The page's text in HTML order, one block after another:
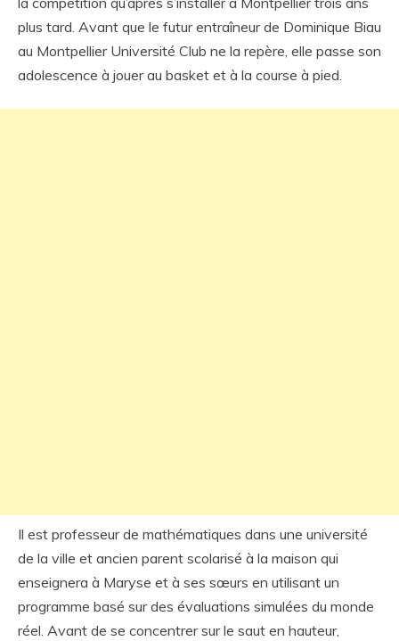
plus tard. Avant que le futur entraîneur de Dominique Biau
au Montpellier Université Club ne la repère, elle passe son
adolescence à jouer au basket et à la course à pied.
Il est professeur de mathématiques dans une université
de la ville et ancien parent scolarisé à la maison qui
enseignera à Maryse et à ses sœurs en utilisant un
programme basé sur des évaluations simulées du monde
réel. Avant de se concentrer sur le saut en hauteur,